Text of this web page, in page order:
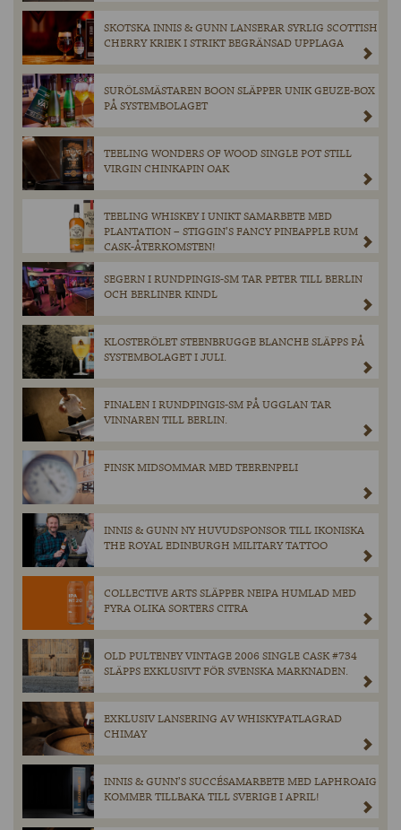
SKOTSKA INNIS & GUNN LANSERAR SYRLIG SCOTTISH
CHERRY KRIEK I STRIKT BEGRÄNSAD UPPLAGA
SURÖLSMÄSTAREN BOON SLÄPPER UNIK GEUZE-BOX
PÅ SYSTEMBOLAGET
TEELING WONDERS OF WOOD SINGLE POT STILL
VIRGIN CHINKAPIN OAK
TEELING WHISKEY I UNIKT SAMARBETE MED
PLANTATION – STIGGIN’S FANCY PINEAPPLE RUM
CASK-ÅTERKOMSTEN!
SEGERN I RUNDPINGIS-SM TAR PETER TILL BERLIN
OCH BERLINER KINDL
KLOSTERÖLET STEENBRUGGE BLANCHE SLÄPPS PÅ
SYSTEMBOLAGET I JULI.
FINALEN I RUNDPINGIS-SM PÅ UGGLAN TAR
VINNAREN TILL BERLIN.
FINSK MIDSOMMAR MED TEERENPELI
INNIS & GUNN NY HUVUDSPONSOR TILL IKONISKA
THE ROYAL EDINBURGH MILITARY TATTOO
COLLECTIVE ARTS SLÄPPER NEIPA HUMLAD MED
FYRA OLIKA SORTERS CITRA
OLD PULTENEY VINTAGE 2006 SINGLE CASK #734
SLÄPPS EXKLUSIVT FÖR SVENSKA MARKNADEN.
EXKLUSIV LANSERING AV WHISKYFATLAGRAD
CHIMAY
INNIS & GUNN’S SUCCÉSAMARBETE MED LAPHROAIG
KOMMER TILLBAKA TILL SVERIGE I APRIL!